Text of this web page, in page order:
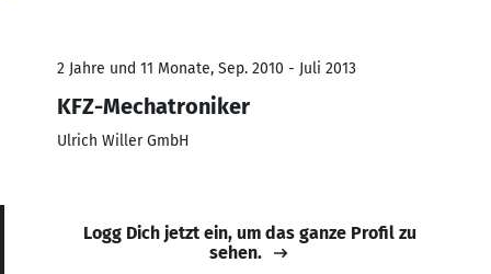
2 Jahre und 11 Monate, Sep. 2010 - Juli 2013
KFZ-Mechatroniker
Ulrich Willer GmbH
Logg Dich jetzt ein, um das ganze Profil zu
sehen.